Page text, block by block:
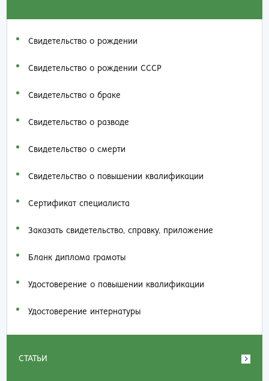
Свидетельство о рождении
Свидетельство о рождении СССР
Свидетельство о браке
Свидетельство о разводе
Свидетельство о смерти
Свидетельство о повышении квалификации
Сертификат специалиста
Заказать cвидетельство, справку, приложение
Бланк диплома грамоты
Удостоверение о повышении квалификации
Удостоверение интернатуры
СТАТЬИ